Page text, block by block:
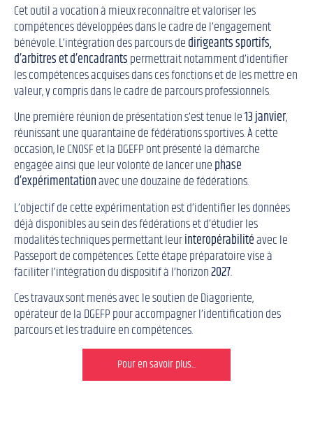
Cet outil a vocation à mieux reconnaître et valoriser les
compétences développées dans le cadre de l’engagement
bénévole. L’intégration des parcours dedirigeants sportifs,
d’arbitres et d’encadrantspermettrait notamment d’identifier
les compétences acquises dans ces fonctions et de les mettre en
valeur, y compris dans le cadre de parcours professionnels.
Une première réunion de présentation s’est tenue le13 janvier,
réunissant une quarantaine de fédérations sportives. À cette
occasion, le CNOSF et la DGEFP ont présenté la démarche
engagée ainsi que leur volonté de lancer unephase
d’expérimentationavec une douzaine de fédérations.
L’objectif de cette expérimentation est d’identifier les données
déjà disponibles au sein des fédérations et d’étudier les
modalités techniques permettant leurinteropérabilitéavec le
Passeport de compétences. Cette étape préparatoire vise à
faciliter l’intégration du dispositif à l’horizon2027.
Ces travaux sont menés avec le soutien de Diagoriente,
opérateur de la DGEFP pour accompagner l’identification des
parcours et les traduire en compétences.
Pour en savoir plus...